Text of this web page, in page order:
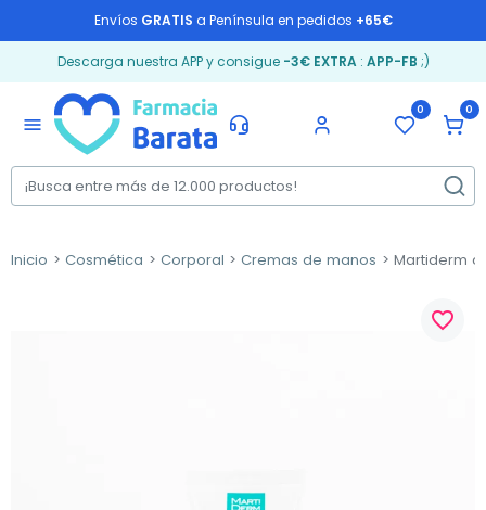
Envíos GRATIS a Península en pedidos +65€
Descarga nuestra APP y consigue -3€ EXTRA: APP-FB ;)
menu
0 0
Inicio Cosmética Corporal Cremas de manos Martiderm
favorite_border